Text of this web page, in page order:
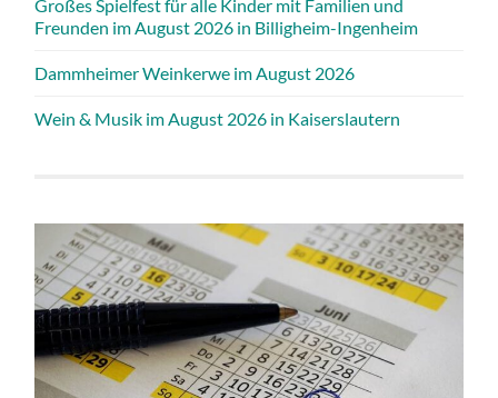
Großes Spielfest für alle Kinder mit Familien und
Freunden im August 2026 in Billigheim-Ingenheim
Dammheimer Weinkerwe im August 2026
Wein & Musik im August 2026 in Kaiserslautern